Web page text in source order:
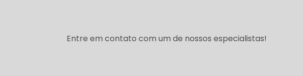
Entre em contato com um de nossos especialistas!